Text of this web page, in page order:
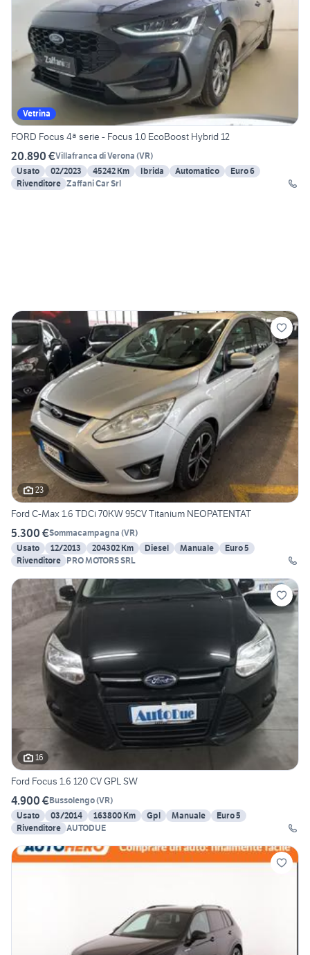
Vetrina
FORD Focus 4ª serie - Focus 1.0 EcoBoost Hybrid 12
20.890 €Villafranca di Verona (VR)
Usato
02/2023 45242 Km Ibrida Automatico
Euro 6
Rivenditore Zaffani Car Srl
23
Ford C-Max 1.6 TDCi 70KW 95CV Titanium NEOPATENTAT
5.300 €Sommacampagna (VR)
Usato
12/2013 204302 Km Diesel Manuale
Euro 5
Rivenditore PRO MOTORS SRL
16
Ford Focus 1.6 120 CV GPL SW
4.900 €Bussolengo(VR)
Usato
03/2014 163800 Km Gpl Manuale
Euro 5
Rivenditore AUTODUE